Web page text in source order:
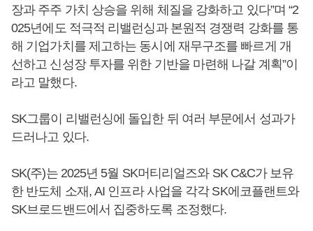
장과 주주 가치 상승을 위해 체질을 강화하고 있다”며 “2
025년에도 적극적 리밸런싱과 본원적 경쟁력 강화를 통
해 기업가치를 제고하는 동시에 재무구조를 빠르게 개
선하고 신성장 투자를 위한 기반을 마련해 나갈 계획”이
라고 말했다.
SK그룹이 리밸런싱에 돌입한 뒤 여러 부문에서 성과가
드러나고 있다.
SK(주)는 2025년 5월 SK머티리얼즈와 SK C&C가 보유
한 반도체 소재, AI 인프라 사업을 각각 SK에코플랜트와
SK브로드밴드에서 집중하도록 조정했다.